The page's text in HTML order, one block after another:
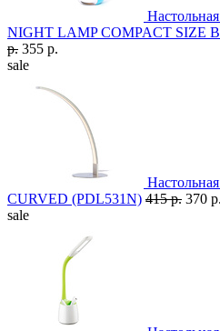
NIGHT LAMP COMPACT SIZE
р. 355 р.
sale
CURVED (PDL531N) 415 р. 370 р.
sale